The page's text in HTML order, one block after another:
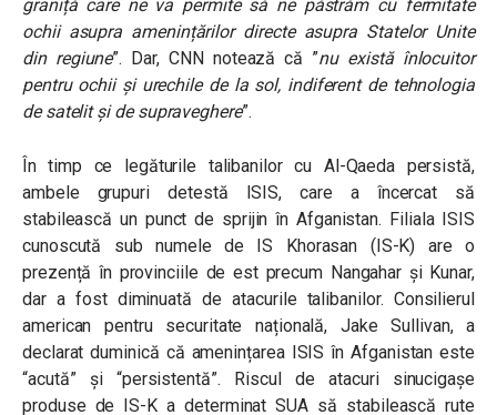
graniță care ne va permite să ne păstrăm cu fermitate
ochii asupra amenințărilor directe asupra Statelor Unite
din regiune”. Dar, CNN notează că ”nu există înlocuitor
pentru ochii și urechile de la sol, indiferent de tehnologia
de satelit și de supraveghere”.
În timp ce legăturile talibanilor cu Al-Qaeda persistă,
ambele grupuri detestă ISIS, care a încercat să
stabilească un punct de sprijin în Afganistan. Filiala ISIS
cunoscută sub numele de IS Khorasan (IS-K) are o
prezență în provinciile de est precum Nangahar și Kunar,
dar a fost diminuată de atacurile talibanilor. Consilierul
american pentru securitate națională, Jake Sullivan, a
declarat duminică că amenințarea ISIS în Afganistan este
“acută” și “persistentă”. Riscul de atacuri sinucigașe
produse de IS-K a determinat SUA să stabilească rute